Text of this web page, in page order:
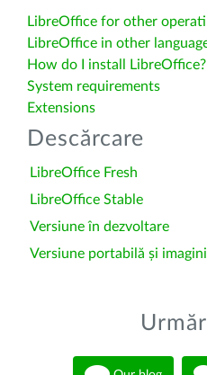
LibreOffice for other
LibreOffice in other
How do I install LibreOffice?
System requirements
Extensions
Descărcare
LibreOffice Fresh
LibreOffice Stable
Versiune în dezvoltare
Versiune portabilă și